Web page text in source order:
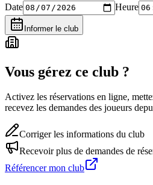
Date Heure
Informer le club
Vous gérez ce club ?
Activez les réservations en ligne,
recevez les demandes des joueurs
Corriger les informations du club
Recevoir plus de demandes de
Référencer mon club